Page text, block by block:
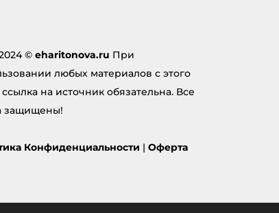
комментарии по e-
©eharitonova.ru При
любых материалов с этого
ссылка на источник обязательна. Все
защищены!
Конфиденциальности |Оферта